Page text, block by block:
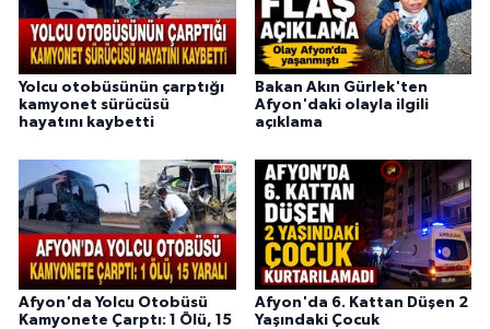
Yolcu otobüsünün çarptığı
kamyonet sürücüsü
hayatını kaybetti
Bakan Akın Gürlek'ten
Afyon'daki olayla ilgili
açıklama
Afyon'da Yolcu Otobüsü
Kamyonete Çarptı: 1 Ölü, 15
Afyon'da 6. Kattan Düşen 2
Yaşındaki Çocuk